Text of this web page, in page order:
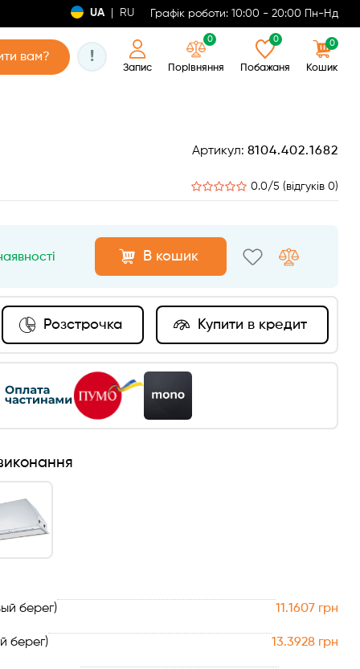
UA RU Графік роботи: 10:00 - 20:00 Пн-Нд
вам? !
Запис
0
Порівняння
0
Побажаня
0
Кошик
Артикул:8104.402.1682
0.0/5 (відгуків 0)
В кошик
Розстрочка Купити в кредит
берег) 11.1607 грн
берег) 13.3928 грн